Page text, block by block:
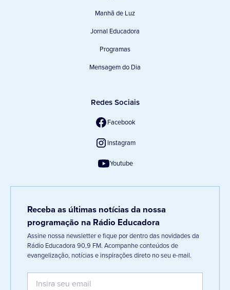
Manhã de Luz
Jornal Educadora
Programas
Mensagem do Dia
Redes Sociais
Facebook
Instagram
Youtube
Receba as últimas notícias da nossa
programação na Rádio Educadora
Assine nossa newsletter e fique por dentro das novidades da
Rádio Educadora 90,9 FM. Acompanhe conteúdos de
evangelização, notícias e inspirações direto no seu e-mail.